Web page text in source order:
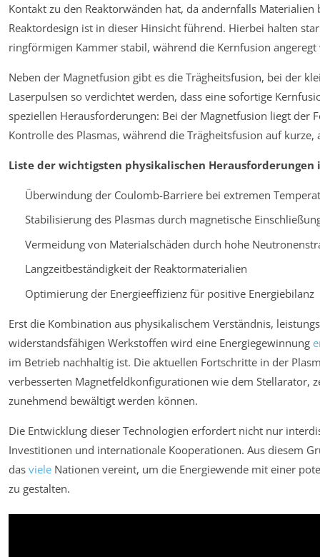
Kontakt zu den Reaktorwänden hat, da andernfalls
Reaktordesign ist in dieser Hinsicht führend. Hierbei halten
ringförmigen Kammer stabil, während die Kernfusion
Neben der Magnetfusion gibt es die Trägheitsfusion, bei der
Laserpulsen so verdichtet werden, dass eine sofortige
speziellen Herausforderungen: Bei der Magnetfusion liegt der
Kontrolle des Plasmas, während die Trägheitsfusion auf
Liste der wichtigsten physikalischen Herausforderungen
Überwindung der Coulomb-Barriere bei extremen
Stabilisierung des Plasmas durch magnetische
Vermeidung von Materialschäden durch hohe
Langzeitbeständigkeit der Reaktormaterialien
Optimierung der Energieeffizienz für positive Energiebilanz
Erst die Kombination aus physikalischem Verständnis,
widerstandsfähigen Werkstoffen wird eine Energiegewinnung
im Betrieb nachhaltig ist. Die aktuellen Fortschritte in der
verbesserten Magnetfeldkonfigurationen wie dem Stellarator,
zunehmend bewältigt werden können.
Die Entwicklung dieser Technologien erfordert nicht nur
Investitionen und internationale Kooperationen. Aus diesem
das viele Nationen vereint, um die Energiewende mit einer
zu gestalten.